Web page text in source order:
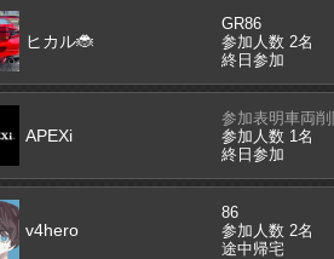
ヒカル🐞
GR86
参加人数 2名
終日参加
APEXi
参加表明車両
参加人数 1名
終日参加
v4hero
86
参加人数 2名
途中帰宅